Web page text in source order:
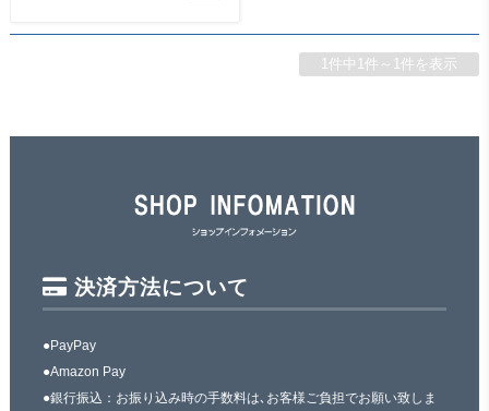
1件中1件～1件を表示
決済方法について
●PayPay
●Amazon Pay
●銀行振込：お振り込み時の手数料は､お客様ご負担でお願い致しま